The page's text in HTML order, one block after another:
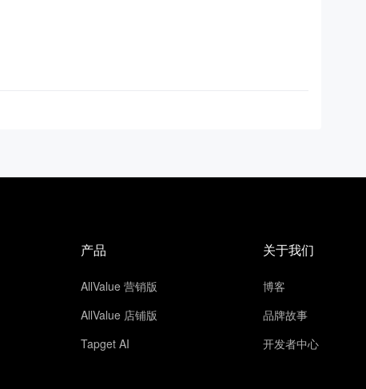
产品
AllValue 营销版
AllValue 店铺版
Tapget AI
关于我们
博客
品牌故事
开发者中心